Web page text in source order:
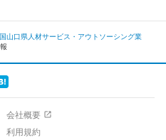
山口県人材サービス・アウトソーシング業
会社概要
利用規約